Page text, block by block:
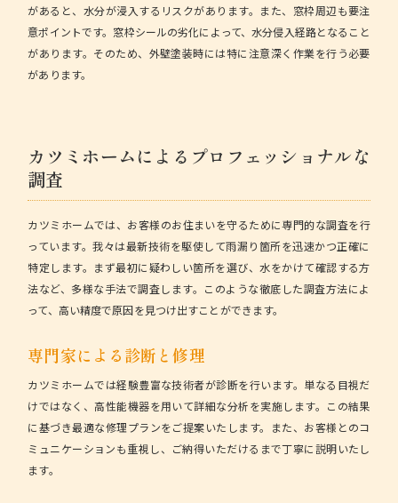
があると、水分が浸入するリスクがあります。また、窓枠周辺も要注
意ポイントです。窓枠シールの劣化によって、水分侵入経路となること
があります。そのため、外壁塗装時には特に注意深く作業を行う必要
があります。
カツミホームによるプロフェッショナルな
調査
カツミホームでは、お客様のお住まいを守るために専門的な調査を行
っています。我々は最新技術を駆使して雨漏り箇所を迅速かつ正確に
特定します。まず最初に疑わしい箇所を選び、水をかけて確認する方
法など、多様な手法で調査します。このような徹底した調査方法によ
って、高い精度で原因を見つけ出すことができます。
専門家による診断と修理
カツミホームでは経験豊富な技術者が診断を行います。単なる目視だ
けではなく、高性能機器を用いて詳細な分析を実施します。この結果
に基づき最適な修理プランをご提案いたします。また、お客様とのコ
ミュニケーションも重視し、ご納得いただけるまで丁寧に説明いたし
ます。